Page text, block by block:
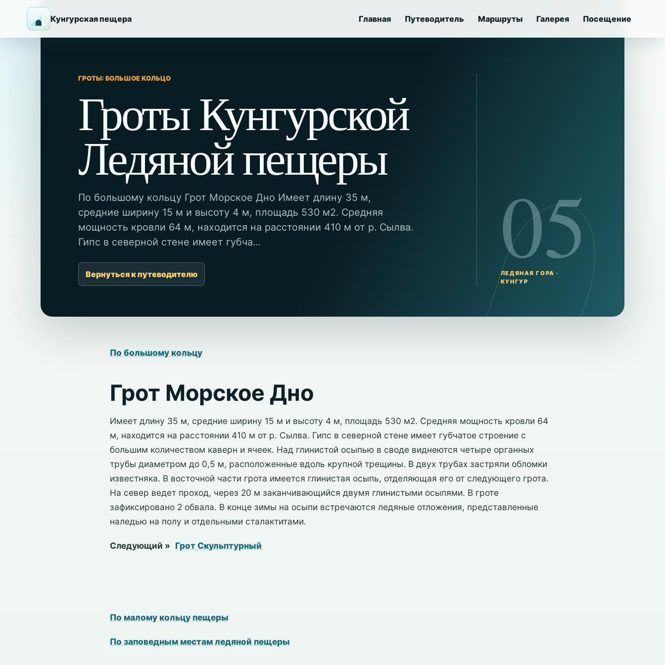
Кунгурская пещера Главная Путеводитель Маршруты Галерея Посещение
ГРОТЫ: БОЛЬШОЕ КОЛЬЦО
Гроты Кунгурской
Ледяной пещеры
По большому кольцу Грот Морское Дно Имеет длину 35 м,
средние ширину 15 м и высоту 4 м, площадь 530 м2. Средняя
мощность кровли 64 м, находится на расстоянии 410 м от р. Сылва.
Гипс в северной стене имеет губча...
Вернуться к путеводителю 05
ЛЕДЯНАЯ ГОРА ·
КУНГУР
По большому кольцу
Грот Морское Дно
Имеет длину 35 м, средние ширину 15 м и высоту 4 м, площадь 530 м2. Средняя мощность кровли 64
м, находится на расстоянии 410 м от р. Сылва. Гипс в северной стене имеет губчатое строение с
большим количеством каверн и ячеек. Над глинистой осыпью в своде виднеются четыре органных
трубы диаметром до 0,5 м, расположенные вдоль крупной трещины. В двух трубах застряли обломки
известняка. В восточной части грота имеется глинистая осыпь, отделяющая его от следующего грота.
На север ведет проход, через 20 м заканчивающийся двумя глинистыми осыпями. В гроте
зафиксировано 2 обвала. В конце зимы на осыпи встречаются ледяные отложения, представленные
наледью на полу и отдельными сталактитами.
Следующий » Грот Скульптурный
По малому кольцу пещеры
По заповедным местам ледяной пещеры